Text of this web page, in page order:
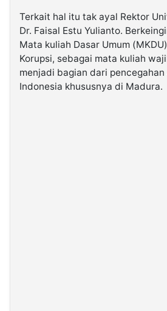
Terkait hal itu tak ayal Rektor
Dr. Faisal Estu Yulianto.
Mata kuliah Dasar Umum
Korupsi, sebagai mata kuliah
menjadi bagian dari pencegahan
Indonesia khususnya di Madura.